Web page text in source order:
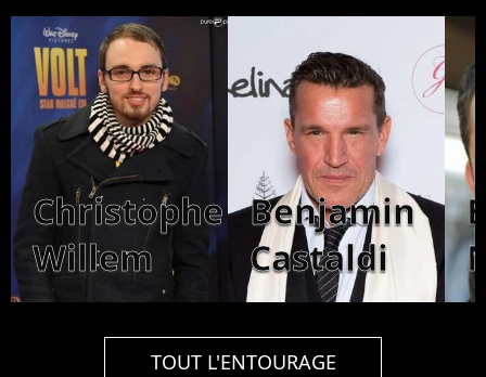
Christophe
Willem
Benjamin
Castaldi
TOUT L'ENTOURAGE